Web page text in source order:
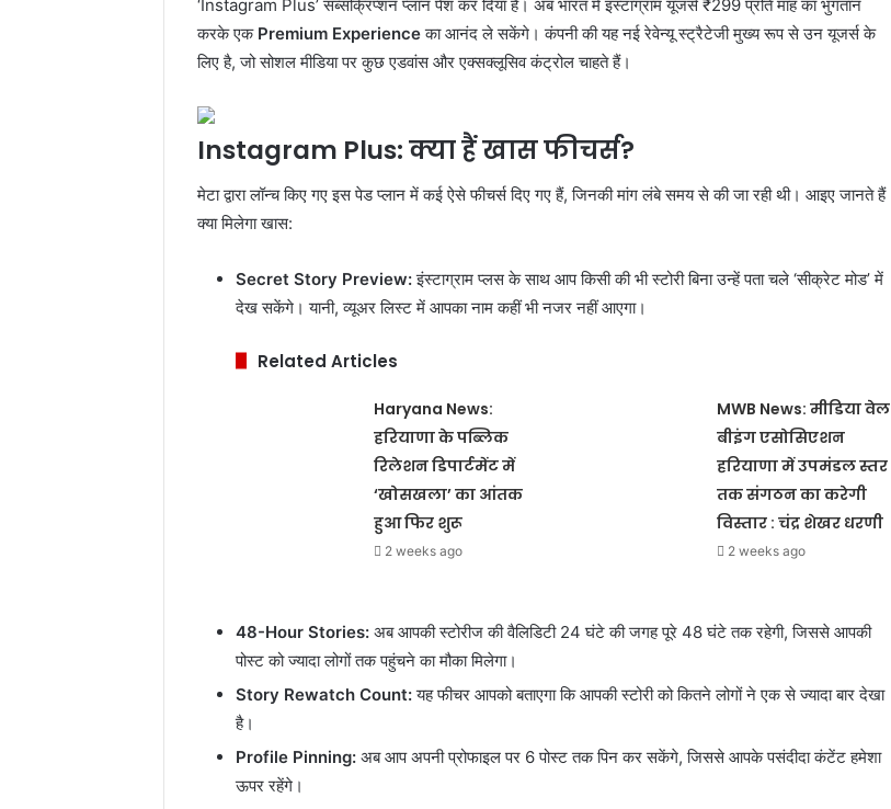
m
a
i
‘Instagram Plus’ सब्सक्रिप्शन प्लान पेश कर दिया है। अब भारत में इंस्टाग्राम यूजर्स ₹299 प्रति माह का भुगतान
करके एक Premium Experienceका आनंद ले सकेंगे। कंपनी की यह नई रेवेन्यू स्ट्रैटेजी मुख्य रूप से उन यूजर्स के
लिए है, जो सोशल मीडिया पर कुछ एडवांस और एक्सक्लूसिव कंट्रोल चाहते हैं।
Instagram Plus: क्या हैं खास फीचर्स?
मेटा द्वारा लॉन्च किए गए इस पेड प्लान में कई ऐसे फीचर्स दिए गए हैं, जिनकी मांग लंबे समय से की जा रही थी। आइए जानते हैं
क्या मिलेगा खास:
Secret Story Preview:इंस्टाग्राम प्लस के साथ आप किसी की भी स्टोरी बिना उन्हें पता चले ‘सीक्रेट मोड’ में
देख सकेंगे। यानी, व्यूअर लिस्ट में आपका नाम कहीं भी नजर नहीं आएगा।
Related Articles
Haryana News:
हरियाणा के पब्लिक
रिलेशन डिपार्टमेंट में
‘खोसखला’ का आंतक
हुआ फिर शुरू
2 weeks ago
MWB News: मीडिया वेल
बीइंग एसोसिएशन
हरियाणा में उपमंडल स्तर
तक संगठन का करेगी
विस्तार : चंद्र शेखर धरणी
2 weeks ago
48-Hour Stories: अब आपकी स्टोरीज की वैलिडिटी 24 घंटे की जगह पूरे 48 घंटे तक रहेगी, जिससे आपकी
पोस्ट को ज्यादा लोगों तक पहुंचने का मौका मिलेगा।
Story Rewatch Count:यह फीचर आपको बताएगा कि आपकी स्टोरी को कितने लोगों ने एक से ज्यादा बार देखा
है।
Profile Pinning: अब आप अपनी प्रोफाइल पर 6 पोस्ट तक पिन कर सकेंगे, जिससे आपके पसंदीदा कंटेंट हमेशा
ऊपर रहेंगे।